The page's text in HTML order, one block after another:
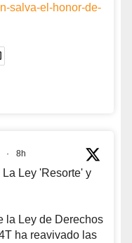
salva-el-honor-de-
· 8h
La Ley 'Resorte' y
la Ley de Derechos
ha reavivado las